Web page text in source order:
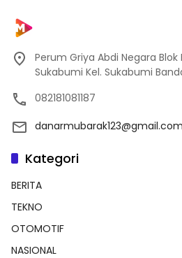
Perum Griya Abdi Negara Blok
Sukabumi Kel. Sukabumi
082181081187
danarmubarak123@gmail.com
Kategori
BERITA
TEKNO
OTOMOTIF
NASIONAL